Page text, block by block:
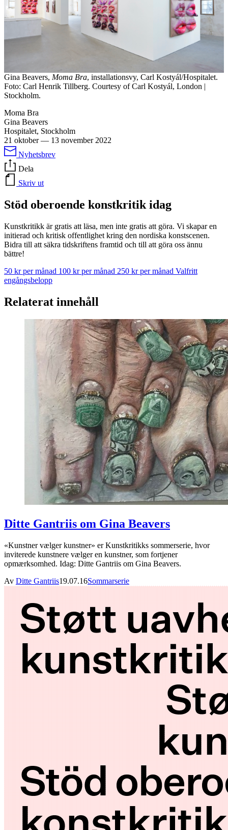
Gina Beavers, Moma Bra, installationsvy, Carl Kostyál/Hospitalet.
Foto: Carl Henrik Tillberg. Courtesy of Carl Kostyál, London |
Stockholm.
Moma Bra
Gina Beavers
Hospitalet, Stockholm
21 oktober— 13 november 2022
Nyhetsbrev
Dela
Skriv ut
Stöd oberoende konstkritik idag
Kunstkritikk är gratis att läsa, men inte gratis att göra. Vi skapar en
initierad och kritisk offentlighet kring den nordiska konstscenen.
Bidra till att säkra tidskriftens framtid och till att göra oss ännu
bättre!
50 kr per månad 100 kr per månad 250 kr per månad Valfritt
engångsbelopp
Relaterat innehåll
Ditte Gantriis om Gina Beavers
«Kunstner vælger kunstner» er Kunstkritikks sommerserie, hvor
inviterede kunstnere vælger en kunstner, som fortjener
opmærksomhed. Idag: Ditte Gantriis om Gina Beavers.
Av Ditte Gantriis19.07.16Sommarserie